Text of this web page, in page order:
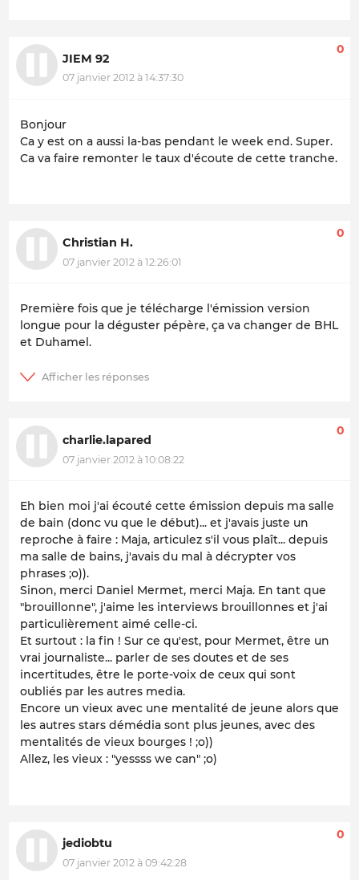
JIEM 92
07 janvier 2012 à 14:37:30
0
Bonjour
Ca y est on a aussi la-bas pendant le week end. Super.
Ca va faire remonter le taux d'écoute de cette tranche.
Christian H.
07 janvier 2012 à 12:26:01
0
Première fois que je télécharge l'émission version
longue pour la déguster pépère, ça va changer de BHL
et Duhamel.
charlie.lapared
07 janvier 2012 à 10:08:22
0
Eh bien moi j'ai écouté cette émission depuis ma salle
de bain (donc vu que le début)... et j'avais juste un
reproche à faire : Maja, articulez s'il vous plaît... depuis
ma salle de bains, j'avais du mal à décrypter vos
phrases ;o)).
Sinon, merci Daniel Mermet, merci Maja. En tant que
"brouillonne", j'aime les interviews brouillonnes et j'ai
particulièrement aimé celle-ci.
Et surtout : la fin ! Sur ce qu'est, pour Mermet, être un
vrai journaliste... parler de ses doutes et de ses
incertitudes, être le porte-voix de ceux qui sont
oubliés par les autres media.
Encore un vieux avec une mentalité de jeune alors que
les autres stars démédia sont plus jeunes, avec des
mentalités de vieux bourges ! ;o))
Allez, les vieux : "yessss we can" ;o)
jediobtu
07 janvier 2012 à 09:42:28
0